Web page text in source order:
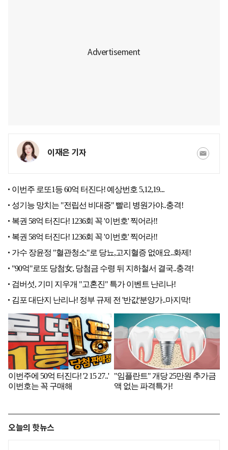
이재은 기자
오늘의 핫뉴스